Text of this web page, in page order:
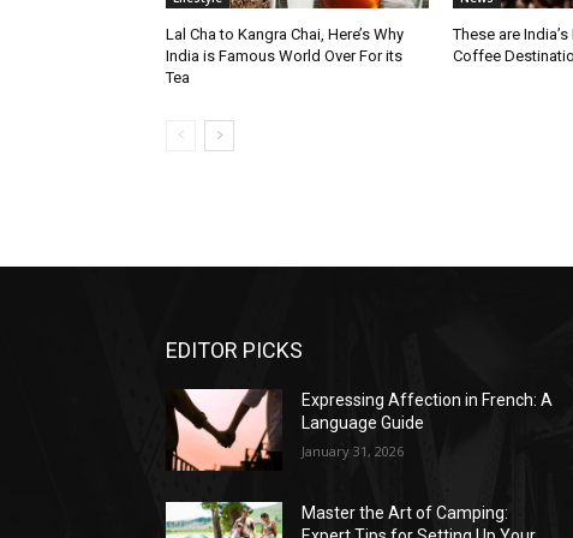
Lal Cha to Kangra Chai, Here’s Why
India is Famous World Over For its
Tea
These are
Coffee
EDITOR PICKS
Expressing Affection in French: A
Language Guide
January 31, 2026
Master the Art of Camping: